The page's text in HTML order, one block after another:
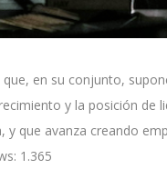
en su conjunto,
y la posición de
y que avanza creando
1.365